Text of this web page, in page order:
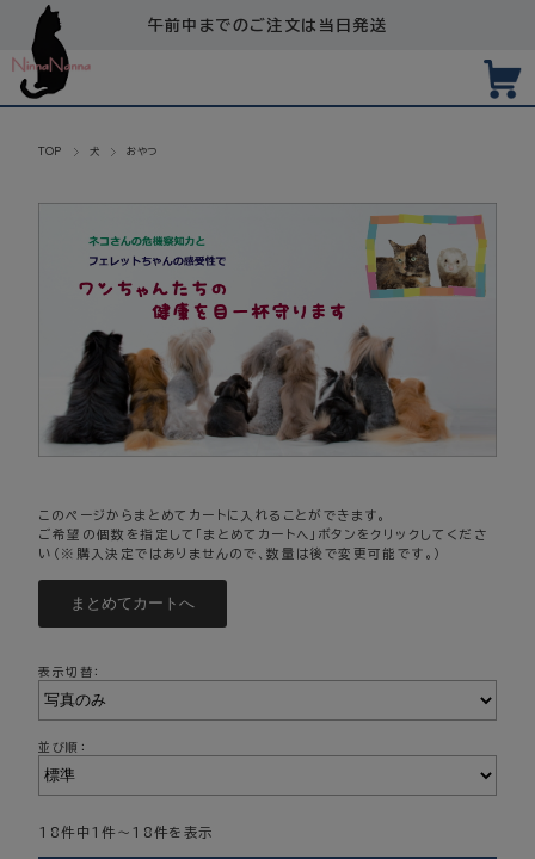
午前中までのご注文は当日発送
TOP 犬 おやつ
このページからまとめてカートに入れることができます。
ご希望の個数を指定して「まとめてカートへ」ボタンをクリックしてくださ
い（※購入決定ではありませんので、数量は後で変更可能です。）
表示切替：
並び順：
18件中1件～18件を表示